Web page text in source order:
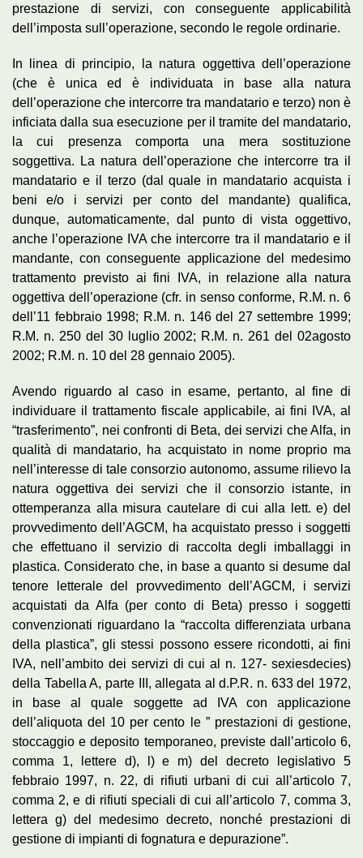
prestazione di servizi, con conseguente applicabilità
dell’imposta sull’operazione, secondo le regole ordinarie.
In linea di principio, la natura oggettiva dell’operazione
(che è unica ed è individuata in base alla natura
dell’operazione che intercorre tra mandatario e terzo) non è
inficiata dalla sua esecuzione per il tramite del mandatario,
la cui presenza comporta una mera sostituzione
soggettiva. La natura dell’operazione che intercorre tra il
mandatario e il terzo (dal quale in mandatario acquista i
beni e/o i servizi per conto del mandante) qualifica,
dunque, automaticamente, dal punto di vista oggettivo,
anche l’operazione IVA che intercorre tra il mandatario e il
mandante, con conseguente applicazione del medesimo
trattamento previsto ai fini IVA, in relazione alla natura
oggettiva dell’operazione (cfr. in senso conforme, R.M. n. 6
dell’11 febbraio 1998; R.M. n. 146 del 27 settembre 1999;
R.M. n. 250 del 30 luglio 2002; R.M. n. 261 del 02agosto
2002; R.M. n. 10 del 28 gennaio 2005).
Avendo riguardo al caso in esame, pertanto, al fine di
individuare il trattamento fiscale applicabile, ai fini IVA, al
“trasferimento”, nei confronti di Beta, dei servizi che Alfa, in
qualità di mandatario, ha acquistato in nome proprio ma
nell’interesse di tale consorzio autonomo, assume rilievo la
natura oggettiva dei servizi che il consorzio istante, in
ottemperanza alla misura cautelare di cui alla lett. e) del
provvedimento dell’AGCM, ha acquistato presso i soggetti
che effettuano il servizio di raccolta degli imballaggi in
plastica. Considerato che, in base a quanto si desume dal
tenore letterale del provvedimento dell’AGCM, i servizi
acquistati da Alfa (per conto di Beta) presso i soggetti
convenzionati riguardano la “raccolta differenziata urbana
della plastica”, gli stessi possono essere ricondotti, ai fini
IVA, nell’ambito dei servizi di cui al n. 127- sexiesdecies)
della Tabella A, parte III, allegata al d.P.R. n. 633 del 1972,
in base al quale soggette ad IVA con applicazione
dell’aliquota del 10 per cento le ” prestazioni di gestione,
stoccaggio e deposito temporaneo, previste dall’articolo 6,
comma 1, lettere d), l) e m) del decreto legislativo 5
febbraio 1997, n. 22, di rifiuti urbani di cui all’articolo 7,
comma 2, e di rifiuti speciali di cui all’articolo 7, comma 3,
lettera g) del medesimo decreto, nonché prestazioni di
gestione di impianti di fognatura e depurazione”.